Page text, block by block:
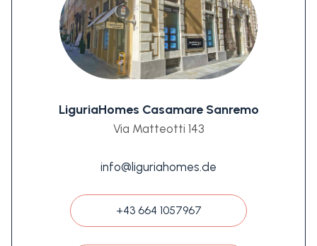
LiguriaHomes Casamare Sanremo
Via Matteotti 143
info@liguriahomes.de
+43 664 1057967